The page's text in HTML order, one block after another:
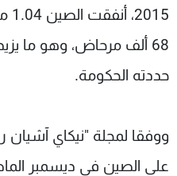
حددته الحكومة.
ووفقا لمجلة "نيكاي آشيان
على الصين في ديسمبر